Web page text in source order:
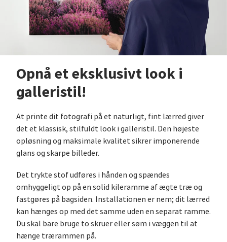
Opnå et eksklusivt look i
galleristil!
At printe dit fotografi på et naturligt, fint lærred giver
det et klassisk, stilfuldt look i galleristil. Den højeste
opløsning og maksimale kvalitet sikrer imponerende
glans og skarpe billeder.
Det trykte stof udføres i hånden og spændes
omhyggeligt op på en solid kileramme af ægte træ og
fastgøres på bagsiden. Installationen er nem; dit lærred
kan hænges op med det samme uden en separat ramme.
Du skal bare bruge to skruer eller søm i væggen til at
hænge trærammen på.